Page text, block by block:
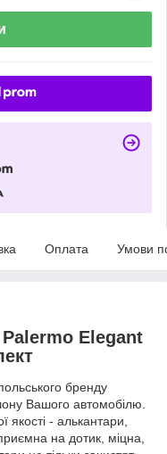
Оплата Умови
Elegant
бренду
Вашого автомобілю.
якості - алькантари,
на дотик, міцна,